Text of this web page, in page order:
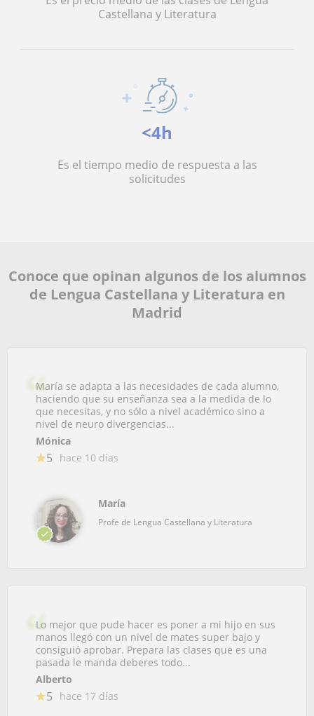
Castellana y Literatura
<4h
Es el tiempo medio de respuesta a las
solicitudes
Conoce que opinan algunos de los alumnos
de Lengua Castellana y Literatura en
Madrid
María se adapta a las necesidades de cada alumno,
haciendo que su enseñanza sea a la medida de lo
que necesitas, y no sólo a nivel académico sino a
nivel de neuro divergencias...
Mónica
5 hace 10 días
María
Profe de Lengua Castellana y Literatura
Lo mejor que pude hacer es poner a mi hijo en sus
manos llegó con un nivel de mates super bajo y
consiguió aprobar. Prepara las clases que es una
pasada le manda deberes todo...
Alberto
5 hace 17 días